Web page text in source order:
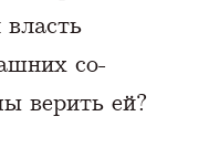
со-
верить ей?